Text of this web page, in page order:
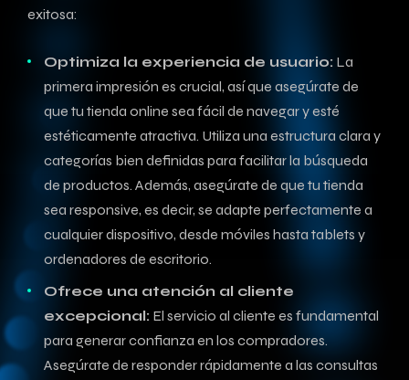
exitosa:
Optimiza la⁤ experiencia de​ usuario: La
primera impresión es crucial, así que asegúrate de
que tu tienda online sea fácil de navegar ‍y esté
estéticamente atractiva. Utiliza ​una estructura clara y
categorías bien definidas para ‌facilitar la búsqueda
de productos. Además, asegúrate de ‌que tu tienda
sea responsive, ⁣es ‍decir, se adapte‌ perfectamente a
cualquier dispositivo, desde móviles hasta tablets y
ordenadores de escritorio.
Ofrece una atención ⁣al cliente
excepcional: El servicio al cliente es fundamental
para generar confianza en los compradores.⁤
Asegúrate de responder rápidamente a las consultas